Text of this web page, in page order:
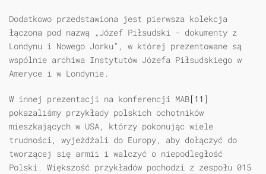
Dodatkowo przedstawiona jest pierwsza kolekcja
łączona pod nazwą „Józef Piłsudski - dokumenty z
Londynu i Nowego Jorku”, w której prezentowane są
wspólnie archiwa Instytutów Józefa Piłsudskiego w
Ameryce i w Londynie.
W innej prezentacji na konferencji MAB[11]
pokazaliśmy przykłady polskich ochotników
mieszkających w USA, którzy pokonując wiele
trudności, wyjeżdżali do Europy, aby dołączyć do
tworzącej się armii i walczyć o niepodległość
Polski. Większość przykładów pochodzi z zespołu 015